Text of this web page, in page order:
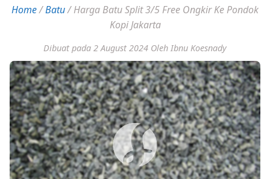
Home/Batu/Harga Batu Split 3/5 Free Ongkir Ke Pondok
Kopi Jakarta
Dibuat pada 2 August 2024 Oleh Ibnu Koesnady